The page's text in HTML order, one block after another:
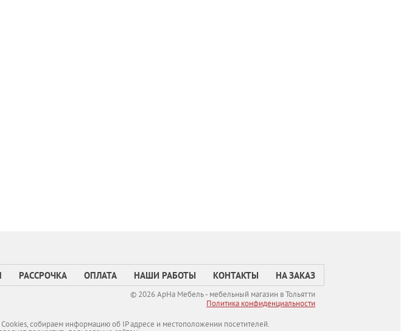
РАССРОЧКА ОПЛАТА НАШИ РАБОТЫ КОНТАКТЫ НА ЗАКАЗ
© 2026 АрНа Мебель - мебельный магазин в Тольятти
Политикa конфиденциальности
собираем информацию об IP адресе и местоположении посетителей.